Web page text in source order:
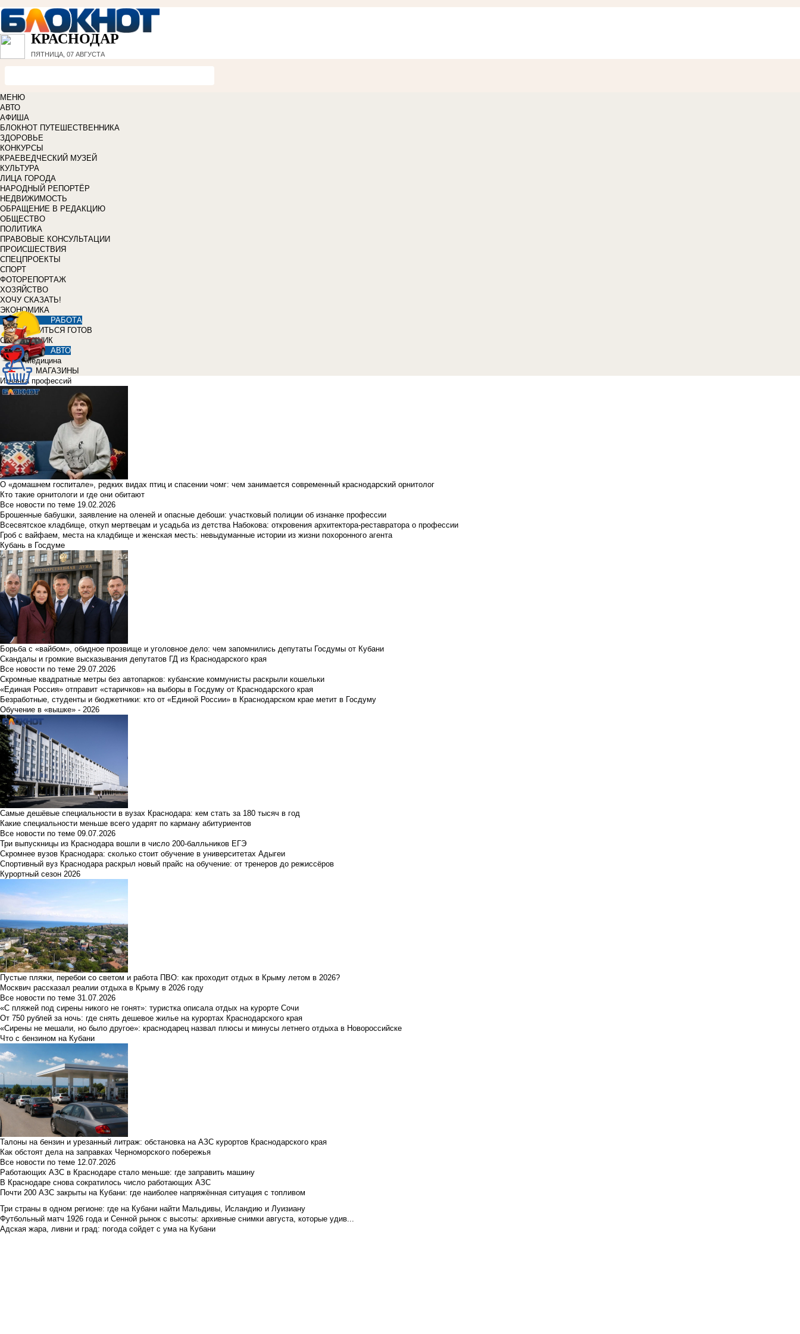
КРАСНОДАР
ПЯТНИЦА, 07 АВГУСТА
МЕНЮ
АВТО
АФИША
БЛОКНОТ ПУТЕШЕСТВЕННИКА
ЗДОРОВЬЕ
КОНКУРСЫ
КРАЕВЕДЧЕСКИЙ МУЗЕЙ
КУЛЬТУРА
ЛИЦА ГОРОДА
НАРОДНЫЙ РЕПОРТЁР
НЕДВИЖИМОСТЬ
ОБРАЩЕНИЕ В РЕДАКЦИЮ
ОБЩЕСТВО
ПОЛИТИКА
ПРАВОВЫЕ КОНСУЛЬТАЦИИ
ПРОИСШЕСТВИЯ
СПЕЦПРОЕКТЫ
СПОРТ
ФОТОРЕПОРТАЖ
ХОЗЯЙСТВО
ХОЧУ СКАЗАТЬ!
ЭКОНОМИКА
РАБОТА
УЧИТЬСЯ ГОТОВ
СПРАВОЧНИК
АВТО
Медицина
МАГАЗИНЫ
Изнанка профессий
О «домашнем госпитале», редких видах птиц и спасении чомг: чем занимается современный краснодарский орнитолог
Кто такие орнитологи и где они обитают
Все новости по теме 19.02.2026
Брошенные бабушки, заявление на оленей и опасные дебоши: участковый полиции об изнанке профессии
Всесвятское кладбище, откуп мертвецам и усадьба из детства Набокова: откровения архитектора-реставратора о профессии
Гроб с вайфаем, места на кладбище и женская месть: невыдуманные истории из жизни похоронного агента
Кубань в Госдуме
Борьба с «вайбом», обидное прозвище и уголовное дело: чем запомнились депутаты Госдумы от Кубани
Скандалы и громкие высказывания депутатов ГД из Краснодарского края
Все новости по теме 29.07.2026
Скромные квадратные метры без автопарков: кубанские коммунисты раскрыли кошельки
«Единая Россия» отправит «старичков» на выборы в Госдуму от Краснодарского края
Безработные, студенты и бюджетники: кто от «Единой России» в Краснодарском крае метит в Госдуму
Обучение в «вышке» - 2026
Самые дешёвые специальности в вузах Краснодара: кем стать за 180 тысяч в год
Какие специальности меньше всего ударят по карману абитуриентов
Все новости по теме 09.07.2026
Три выпускницы из Краснодара вошли в число 200-балльников ЕГЭ
Скромнее вузов Краснодара: сколько стоит обучение в университетах Адыгеи
Спортивный вуз Краснодара раскрыл новый прайс на обучение: от тренеров до режиссёров
Курортный сезон 2026
Пустые пляжи, перебои со светом и работа ПВО: как проходит отдых в Крыму летом в 2026?
Москвич рассказал реалии отдыха в Крыму в 2026 году
Все новости по теме 31.07.2026
«С пляжей под сирены никого не гонят»: туристка описала отдых на курорте Сочи
От 750 рублей за ночь: где снять дешевое жилье на курортах Краснодарского края
«Сирены не мешали, но было другое»: краснодарец назвал плюсы и минусы летнего отдыха в Новороссийске
Что с бензином на Кубани
Талоны на бензин и урезанный литраж: обстановка на АЗС курортов Краснодарского края
Как обстоят дела на заправках Черноморского побережья
Все новости по теме 12.07.2026
Работающих АЗС в Краснодаре стало меньше: где заправить машину
В Краснодаре снова сократилось число работающих АЗС
Почти 200 АЗС закрыты на Кубани: где наиболее напряжённая ситуация с топливом
Три страны в одном регионе: где на Кубани найти Мальдивы, Исландию и Луизиану
Футбольный матч 1926 года и Сенной рынок с высоты: архивные снимки августа, которые удив...
Адская жара, ливни и град: погода сойдет с ума на Кубани